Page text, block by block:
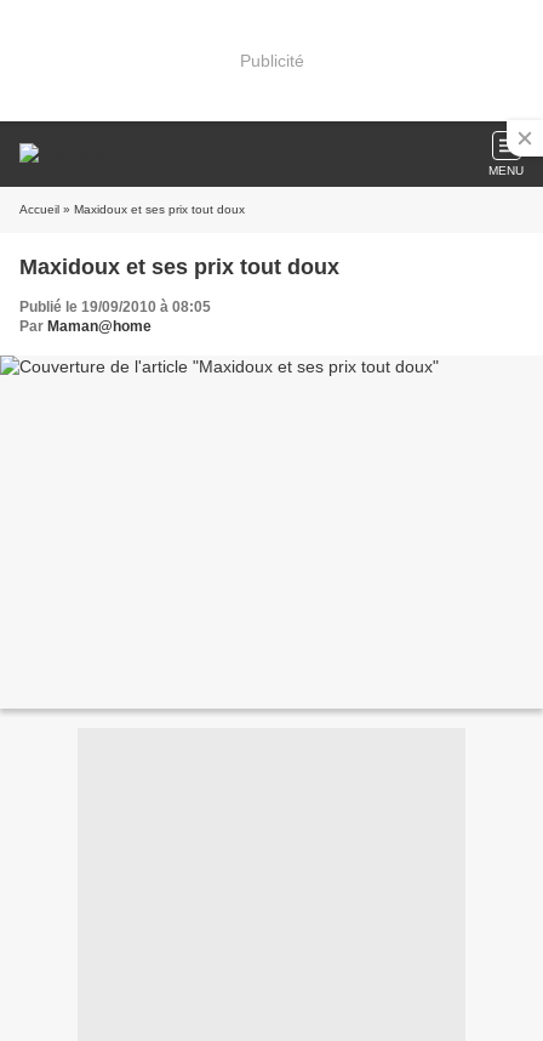
Publicité
MENU
Accueil » Maxidoux et ses prix tout doux
Maxidoux et ses prix tout doux
Publié le 19/09/2010 à 08:05
Par Maman@home